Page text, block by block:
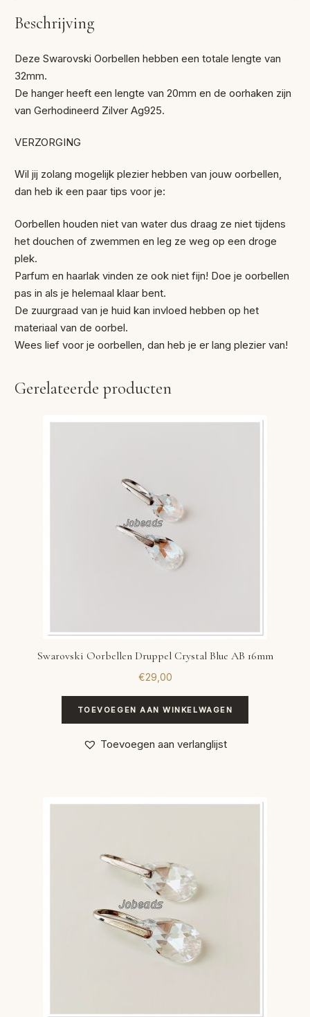
Beschrijving
Deze Swarovski Oorbellen hebben een totale lengte van
32mm.
De hanger heeft een lengte van 20mm en de oorhaken zijn
van Gerhodineerd Zilver Ag925.
VERZORGING
Wil jij zolang mogelijk plezier hebben van jouw oorbellen,
dan heb ik een paar tips voor je:
Oorbellen houden niet van water dus draag ze niet tijdens
het douchen of zwemmen en leg ze weg op een droge
plek.
Parfum en haarlak vinden ze ook niet fijn! Doe je oorbellen
pas in als je helemaal klaar bent.
De zuurgraad van je huid kan invloed hebben op het
materiaal van de oorbel.
Wees lief voor je oorbellen, dan heb je er lang plezier van!
Gerelateerde producten
Swarovski Oorbellen Druppel Crystal Blue AB 16mm
€29,00
TOEVOEGEN AAN WINKELWAGEN
Toevoegen aan verlanglijst